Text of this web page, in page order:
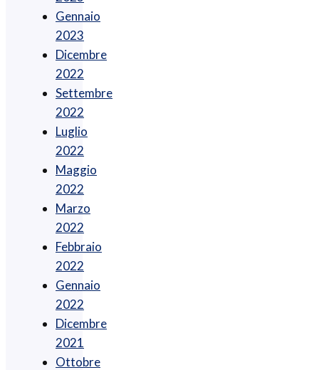
Gennaio
2023
Dicembre
2022
Settembre
2022
Luglio
2022
Maggio
2022
Marzo
2022
Febbraio
2022
Gennaio
2022
Dicembre
2021
Ottobre